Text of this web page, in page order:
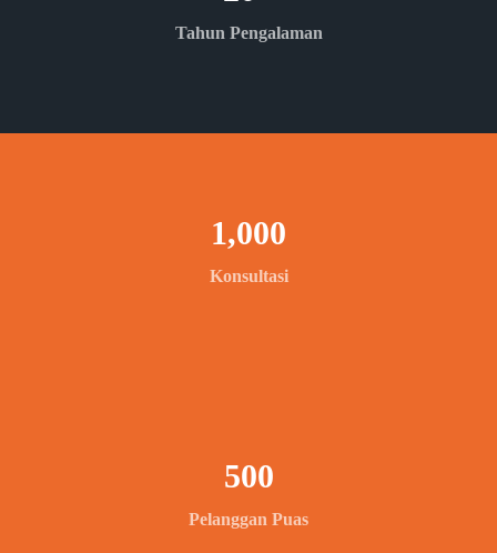
Tahun Pengalaman
Konsultasi
1,000
Pelanggan Puas
500